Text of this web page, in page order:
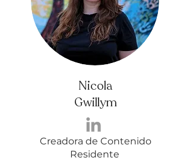
Nicola
Gwillym
Creadora de Contenido
Residente